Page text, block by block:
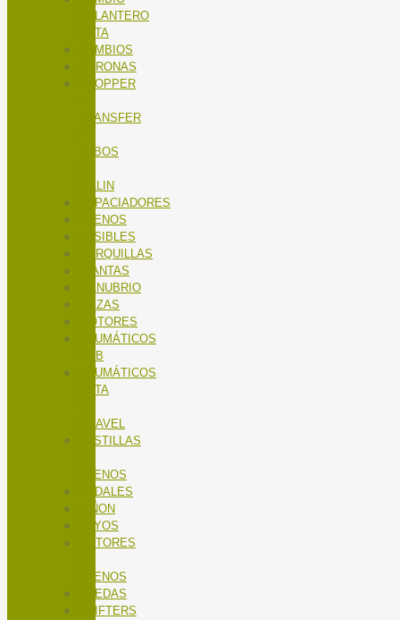
DELANTERO
RUTA
CAMBIOS
CORONAS
DROPPER
TRANSFER
TUBOS
SILLIN
ESPACIADORES
FRENOS
FUSIBLES
HORQUILLAS
LLANTAS
MANUBRIO
MAZAS
MOTORES
NEUMÁTICOS
MTB
NEUMÁTICOS
RUTA
GRAVEL
PASTILLAS
FRENOS
PEDALES
PIÑON
RAYOS
ROTORES
FRENOS
RUEDAS
SHIFTERS